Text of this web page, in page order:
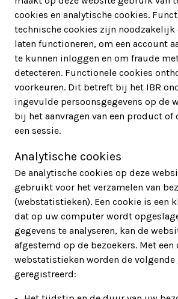
cookies en analytische cookies.
technische cookies zijn noodzakelijk
laten functioneren, om een account
te kunnen inloggen en om fraude
detecteren. Functionele cookies
voorkeuren. Dit betreft bij het IBR
ingevulde persoonsgegevens op de
bij het aanvragen van een product
een sessie.
Analytische cookies
De analytische cookies op deze
gebruikt voor het verzamelen van
(webstatistieken). Een cookie is een
dat op uw computer wordt
gegevens te analyseren, kan de
afgestemd op de bezoekers. Met een
webstatistieken worden de volgende
geregistreerd: